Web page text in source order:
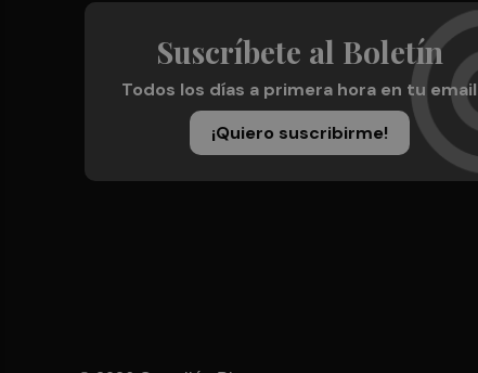
Suscríbete al Boletín
Todos los días a primera hora en tu email
¡Quiero suscribirme!